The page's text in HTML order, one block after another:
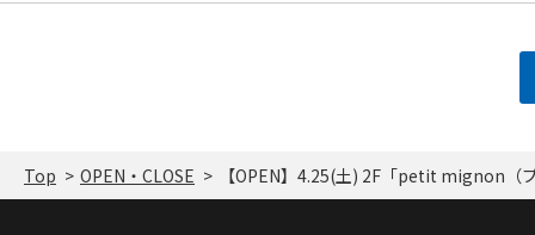
Top OPEN・CLOSE 【OPEN】4.25(土) 2F「petit mignon（